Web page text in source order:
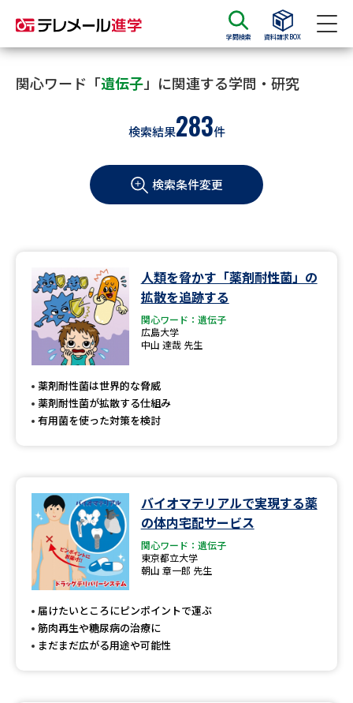
学問検索 資料請求BOX
資料請求 資料検索
大学・短大の資料種類から請求
学部・学科パンフ
過去問題集
大学・短大以外の資料から請求
専門学校の資料請求 大学院の資料請求
留学・進学関連、塾・予備校
高等学校（情報）教員資格認定
大学研究
大学で学べる内容や特徴を調べる
関心ワード「遺伝子」に関連する学問・研究
検索結果283件
検索条件変更
人類を脅かす「薬剤耐性菌」の
拡散を追跡する
関心ワード：遺伝子
広島大学
中山 達哉 先生
薬剤耐性菌は世界的な脅威
薬剤耐性菌が拡散する仕組み
有用菌を使った対策を検討
バイオマテリアルで実現する薬
の体内宅配サービス
関心ワード：遺伝子
東京都立大学
朝山 章一郎 先生
届けたいところにピンポイントで運ぶ
筋肉再生や糖尿病の治療に
まだまだ広がる用途や可能性